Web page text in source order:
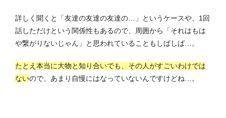
詳しく聞くと「友達の友達の友達の…」というケースや、1回
話しただけという関係性もあるので、周囲から「それはもは
や繋がりないじゃん」と思われていることもしばしば…。
たとえ本当に大物と知り合いでも、その人がすごいわけでは
ないので、あまり自慢にはなっていないんですけどね…。